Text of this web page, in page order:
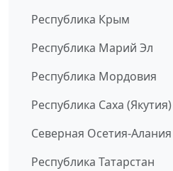
Республика Крым
Республика Марий Эл
Республика Мордовия
Республика Саха (Якутия)
Северная Осетия-Алания
Республика Татарстан